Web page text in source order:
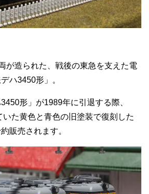
が造られた、戦後の東急を支えた電
ハ3450形」。
形」が1989年に引退する際、
た黄色と青色の旧塗装で復刻した
販売されます。